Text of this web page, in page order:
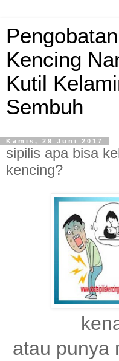
Kencing
Kutil
Sembuh
Kamis, 29 Juni 2017
sipilis apa bisa
kencing?
atau punya